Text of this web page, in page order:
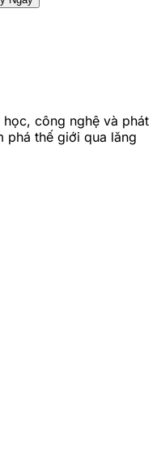
công nghệ và phát
phá thế giới qua lăng